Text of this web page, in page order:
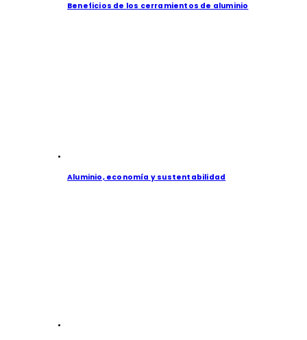
Beneficios de los cerramientos de aluminio
Aluminio, economía y sustentabilidad